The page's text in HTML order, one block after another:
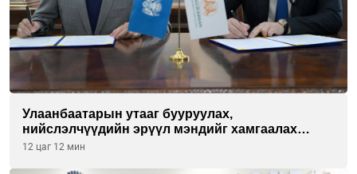
Улаанбаатарын утааг бууруулах,
нийслэлчүүдийн эрүүл мэндийг хамгаалах
төслийг “Чингис хаан баялгийн сан нэгдэл” ХХК-
12 цаг 12 мин